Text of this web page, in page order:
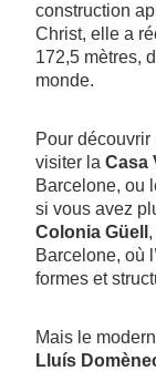
construction
Christ, elle a
172,5 mètres,
monde.
Pour
visiter la Casa
Barcelone, ou
si vous avez
Colonia Güell
Barcelone, où
formes et
Mais le
Lluís